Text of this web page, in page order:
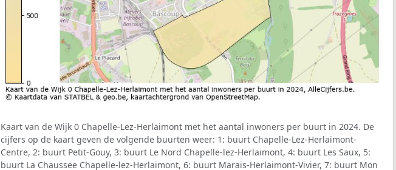
Kaart van de Wijk 0 Chapelle-Lez-Herlaimont met het aantal inwoners per buurt in 2024. De
cijfers op de kaart geven de volgende buurten weer: 1: buurt Chapelle-Lez-Herlaimont-
Centre, 2: buurt Petit-Gouy, 3: buurt Le Nord Chapelle-lez-Herlaimont, 4: buurt Les Saux, 5:
buurt La Chaussee Chapelle-lez-Herlaimont, 6: buurt Marais-Herlaimont-Vivier, 7: buurt Mon